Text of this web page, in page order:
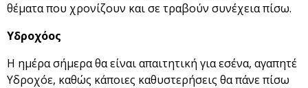
θέματα που χρονίζουν και σε τραβούν συνέχεια πίσω.
Υδροχόος
Η ημέρα σήμερα θα είναι απαιτητική για εσένα, αγαπητέ
Υδροχόε, καθώς κάποιες καθυστερήσεις θα πάνε πίσω